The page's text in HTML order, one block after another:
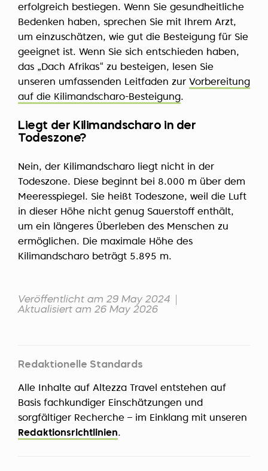
erfolgreich bestiegen. Wenn Sie gesundheitliche
Bedenken haben, sprechen Sie mit Ihrem Arzt,
um einzuschätzen, wie gut die Besteigung für Sie
geeignet ist. Wenn Sie sich entschieden haben,
das „Dach Afrikas“ zu besteigen, lesen Sie
unseren umfassenden Leitfaden zur Vorbereitung
auf die Kilimandscharo-Besteigung.
Liegt der Kilimandscharo in der
Todeszone?
Nein, der Kilimandscharo liegt nicht in der
Todeszone. Diese beginnt bei 8.000 m über dem
Meeresspiegel. Sie heißt Todeszone, weil die Luft
in dieser Höhe nicht genug Sauerstoff enthält,
um ein längeres Überleben des Menschen zu
ermöglichen. Die maximale Höhe des
Kilimandscharo beträgt 5.895 m.
Veröffentlicht am 29 May 2024
Aktualisiert am 26 May 2026
Redaktionelle Standards
Alle Inhalte auf Altezza Travel entstehen auf
Basis fachkundiger Einschätzungen und
sorgfältiger Recherche – im Einklang mit unseren
Redaktionsrichtlinien.